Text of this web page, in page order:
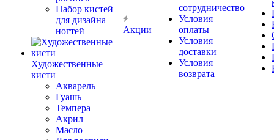
Набор кистей
для дизайна
ногтей
Художественные
кисти
Акварель
Гуашь
Темпера
Акрил
Масло
Акции
сотрудничество
Условия
оплаты
Условия
доставки
Условия
возврата